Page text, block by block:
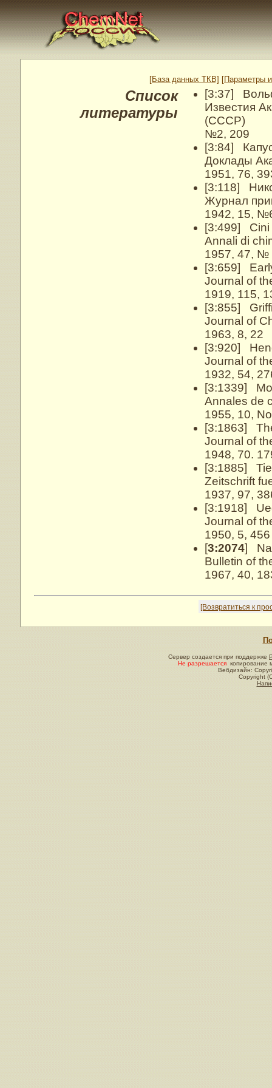
[База данных ТКВ] [Параметры
Список
литературы
[3:37]
Известия
(СССР)
№2, 209
[3:84]
Доклады
1951, 76,
[3:118]
Журнал
1942, 15,
[3:499] Cini
Annali di
1957, 47, №
[3:659]
Journal of
1919, 115,
[3:855]
Journal of
1963, 8, 22
[3:920]
Journal of
1932, 54,
[3:1339]
Annales de
1955, 10,
[3:1863]
Journal of
1948, 70.
[3:1885]
Zeitschrift
1937, 97,
[3:1918]
Journal of
1950, 5, 456
[3:2074]
Bulletin of
1967, 40,
[Возвратиться к
Сервер создается при поддержке
Не разрешается копирование
Вебдизайн:
Copyright